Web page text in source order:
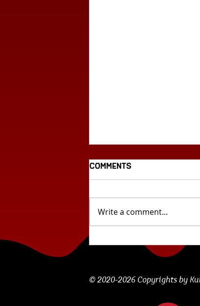
,,Дервиши" на
Петровски
Comments
Write a comment...
© 2020-2026 Copyrights by